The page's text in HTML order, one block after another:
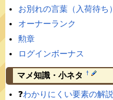
お別れの言葉（入荷待ち）
オーナーランク
勲章
ログインボーナス
マメ知識・小ネタ †
❓わかりにくい要素の解説